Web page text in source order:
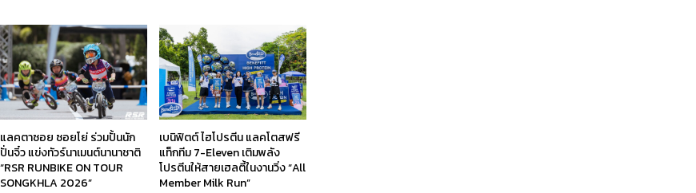
แลคตาซอย ซอยโย่ ร่วมปั้นนัก
ปั่นจิ๋ว แข่งทัวร์นาเมนต์นานาชาติ
“RSR RUNBIKE ON TOUR
SONGKHLA 2026”
เบนิฟิตต์ ไฮโปรตีน แลคโตสฟรี
แท็กทีม 7-Eleven เติมพลัง
โปรตีนให้สายเฮลตี้ในงานวิ่ง “All
Member Milk Run”